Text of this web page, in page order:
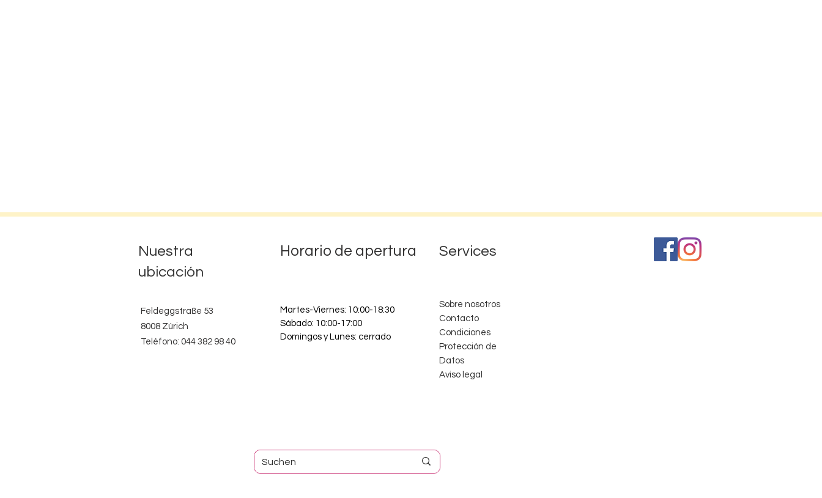
Nuestra
ubicación
Horario de apertura Services
Feldeggstraße 53
8008 Zúrich
Teléfono: 044 382 98 40
Martes-Viernes: 10:00-18:30
Sábado: 10:00-17:00
Domingos y Lunes: cerrado
Sobre nosotros
Contacto
Condiciones
Protección de
Datos
Aviso legal